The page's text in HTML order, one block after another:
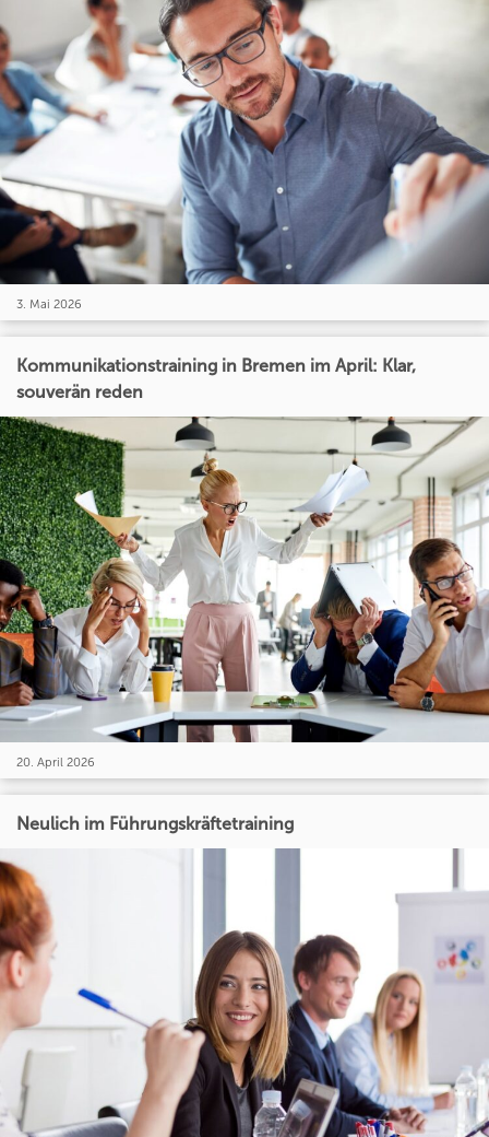
3. Mai 2026
Kommunikationstraining in Bremen im April: Klar,
souverän reden
20. April 2026
Neulich im Führungskräftetraining